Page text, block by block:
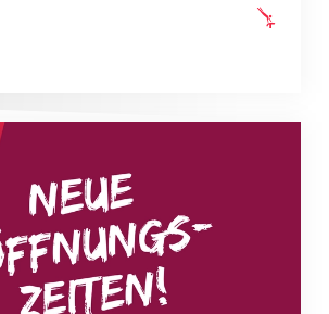
ab 1. August 2026